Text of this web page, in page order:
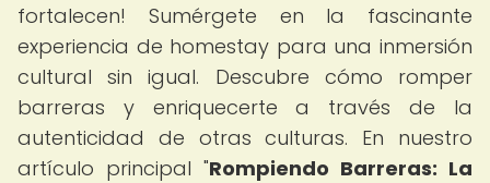
fortalecen! Sumérgete en la fascinante
experiencia de homestay para una inmersión
cultural sin igual. Descubre cómo romper
barreras y enriquecerte a través de la
autenticidad de otras culturas. En nuestro
artículo principal "Rompiendo Barreras: La